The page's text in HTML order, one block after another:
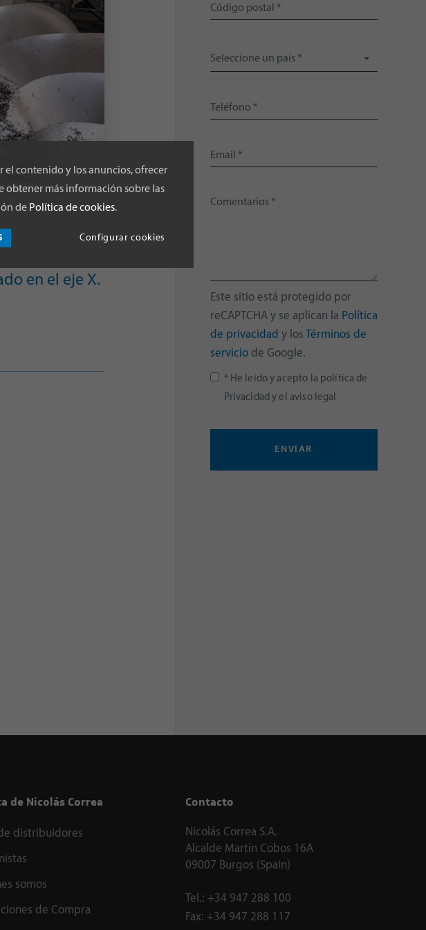
en el eje X.
Seleccione un país *
Este sitio está protegido por
reCAPTCHA y se aplican la Política
de privacidad y los
Términos de
serviciode Google.
* He leído y acepto la política de
Privacidad y el aviso legal
ENVIAR
de Nicolás Correa
distribuidores
somos
de Compra
Contacto
Nicolás Correa S.A.
Alcalde Martín Cobos 16A
09007 Burgos (Spain)
Tel.: +34 947 288 100
Fax: +34 947 288 117
el contenido y los anuncios, ofrecer
obtener más información sobre las
de Política de cookies.
Configurar cookies